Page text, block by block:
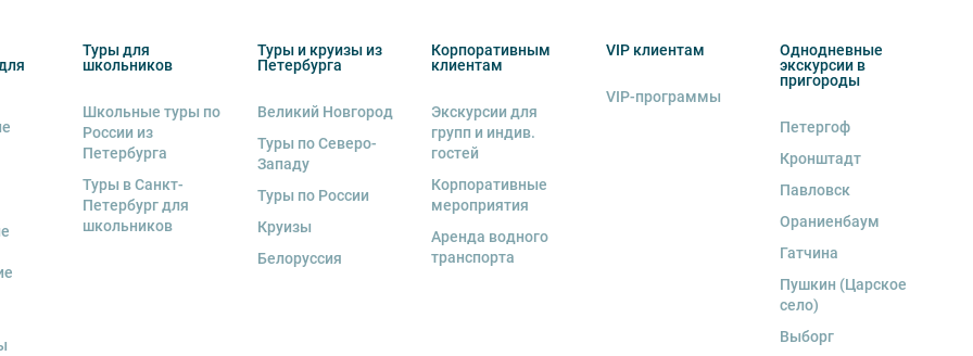
мажорными обстоятельствами; а также,
экскурсионного объекта. В случае
клиенту в полном объеме.
, представляется микроавтобус.
аудиооборудование. Ответственность
программы возлагается на
обязан возместить полную
каждого участника необходимо
паспорта
Туры для
школьников
Школьные туры по
России из
Петербурга
Туры в Санкт-
Петербург для
школьников
Туры и круизы из
Петербурга
Великий Новгород
Туры по Северо-
Западу
Туры по России
Круизы
Белоруссия
Корпоративным
клиентам
Экскурсии для
групп и индив.
гостей
Корпоративные
мероприятия
Аренда водного
транспорта
VIP клиентам
VIP-программы
Однодневные
экскурсии в
пригороды
Петергоф
Кронштадт
Павловск
Ораниенбаум
Гатчина
Пушкин (Царское
село)
Выборг